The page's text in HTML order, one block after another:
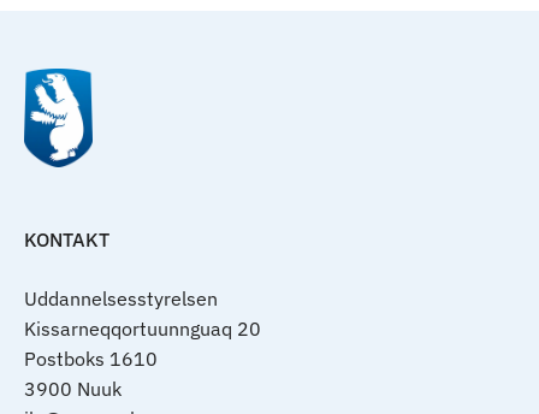
KONTAKT
Uddannelsesstyrelsen
Kissarneqqortuunnguaq 20
Postboks 1610
3900 Nuuk